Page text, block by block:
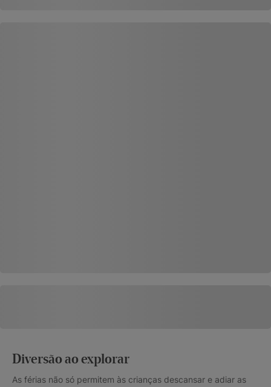
Diversão ao explorar
As férias não só permitem às crianças descansar e adiar as